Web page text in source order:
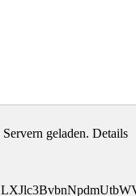
geladen. Details